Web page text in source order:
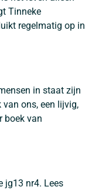
Tinneke
regelmatig op in
in staat zijn
ons, een lijvig,
boek van
jg13 nr4. Lees